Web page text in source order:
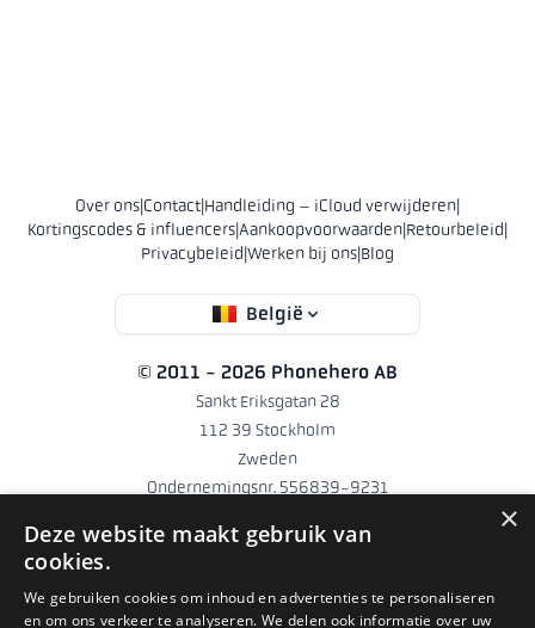
Over ons|Contact|Handleiding – iCloud verwijderen|
Kortingscodes & influencers|Aankoopvoorwaarden|Retourbeleid|
Privacybeleid|Werken bij ons|Blog
België
© 2011 - 2026 Phonehero AB
Sankt Eriksgatan 28
112 39 Stockholm
Zweden
Ondernemingsnr. 556839-9231
+46 10 551 5854 (Engels)
Phonehero AB is een Zweeds bedrijf dat in Zweden is geregistreerd
(ondernemingsnummer 556839-9231) en webwinkels uitbaat in
×
Deze website maakt gebruik van
cookies.
We gebruiken cookies om inhoud en advertenties te personaliseren
en om ons verkeer te analyseren. We delen ook informatie over uw